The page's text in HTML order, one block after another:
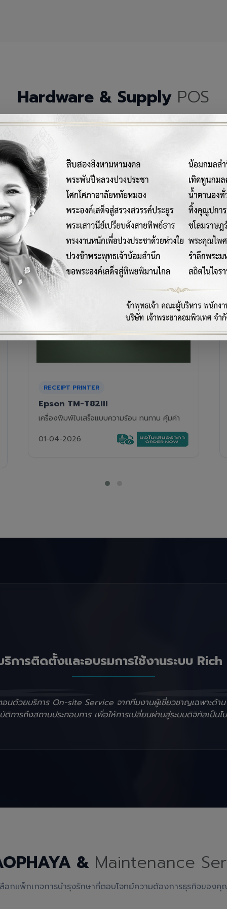
Hardware & Supply POS
ณ์เครื่องมือฮาร์ดแวร์และวัสดุสิ้นเปลืองคุณภาพสูงสำหรับระบบ
RECEIPT PRINTER
Epson TM-T88VII
เครื่องพิมพ์ใบเสร็จความร้อนรุ่นท็อป ความเร็วสูง
01-04-2026
ริการติดตั้งและอบรมการใช้งานระบบ Rich
อนด้วยบริการ On-site Service จากทีมงานผู้เชี่ยวชาญเฉพาะด้า
การถึงสถานประกอบการ เพื่อให้การเปลี่ยนผ่านสู่ระบบดิจิทัลเป็นไ
& Maintenance
อกแพ็กเกจการบำรุงรักษาที่ตอบโจทย์ความต้องการธุรกิจของ